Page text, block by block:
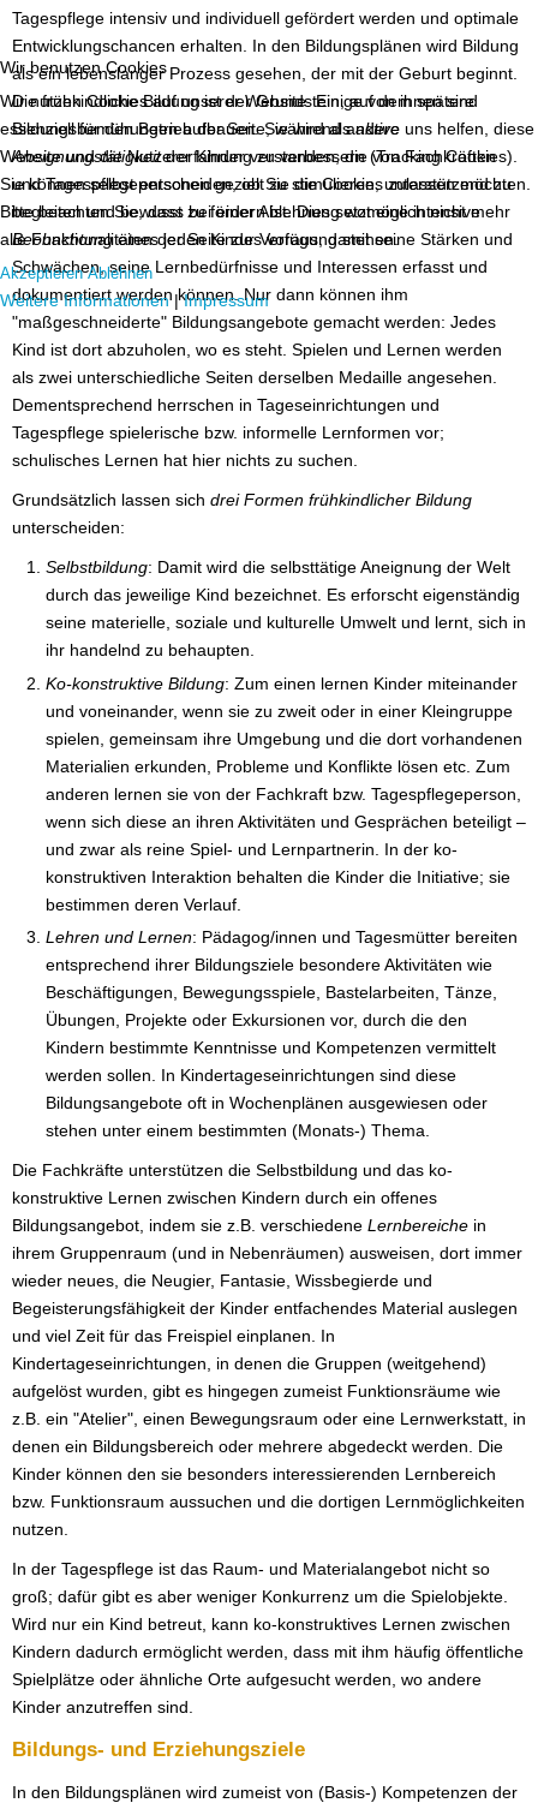
Tagespflege intensiv und individuell gefördert werden und optimale
Entwicklungschancen erhalten. In den Bildungsplänen wird Bildung
als ein lebenslanger Prozess gesehen, der mit der Geburt beginnt.
Die frühkindliche Bildung ist der Grundstein, auf dem spätere
Bildungsbemühungen aufbauen. Sie wird alsaktive
Aneignungstätigkeitder Kinder verstanden, die von Fachkräften
und Tagespflegepersonen gezielt zu stimulieren, unterstützend zu
begleiten und bewusst zu fördern ist. Dies setzt eine intensive
Beobachtungeines jeden Kindes voraus, damit seine Stärken und
Schwächen, seine Lernbedürfnisse und Interessen erfasst und
dokumentiert werden können. Nur dann können ihm
"maßgeschneiderte" Bildungsangebote gemacht werden: Jedes
Kind ist dort abzuholen, wo es steht. Spielen und Lernen werden
als zwei unterschiedliche Seiten derselben Medaille angesehen.
Dementsprechend herrschen in Tageseinrichtungen und
Tagespflege spielerische bzw. informelle Lernformen vor;
schulisches Lernen hat hier nichts zu suchen.
Grundsätzlich lassen sich drei Formen frühkindlicher Bildung
unterscheiden:
Selbstbildung: Damit wird die selbsttätige Aneignung der Welt
durch das jeweilige Kind bezeichnet. Es erforscht eigenständig
seine materielle, soziale und kulturelle Umwelt und lernt, sich in
ihr handelnd zu behaupten.
Ko-konstruktive Bildung: Zum einen lernen Kinder miteinander
und voneinander, wenn sie zu zweit oder in einer Kleingruppe
spielen, gemeinsam ihre Umgebung und die dort vorhandenen
Materialien erkunden, Probleme und Konflikte lösen etc. Zum
anderen lernen sie von der Fachkraft bzw. Tagespflegeperson,
wenn sich diese an ihren Aktivitäten und Gesprächen beteiligt –
und zwar als reine Spiel- und Lernpartnerin. In der ko-
konstruktiven Interaktion behalten die Kinder die Initiative; sie
bestimmen deren Verlauf.
Lehren und Lernen: Pädagog/innen und Tagesmütter bereiten
entsprechend ihrer Bildungsziele besondere Aktivitäten wie
Beschäftigungen, Bewegungsspiele, Bastelarbeiten, Tänze,
Übungen, Projekte oder Exkursionen vor, durch die den
Kindern bestimmte Kenntnisse und Kompetenzen vermittelt
werden sollen. In Kindertageseinrichtungen sind diese
Bildungsangebote oft in Wochenplänen ausgewiesen oder
stehen unter einem bestimmten (Monats-) Thema.
Die Fachkräfte unterstützen die Selbstbildung und das ko-
konstruktive Lernen zwischen Kindern durch ein offenes
Bildungsangebot, indem sie z.B. verschiedene Lernbereiche in
ihrem Gruppenraum (und in Nebenräumen) ausweisen, dort immer
wieder neues, die Neugier, Fantasie, Wissbegierde und
Begeisterungsfähigkeit der Kinder entfachendes Material auslegen
und viel Zeit für das Freispiel einplanen. In
Kindertageseinrichtungen, in denen die Gruppen (weitgehend)
aufgelöst wurden, gibt es hingegen zumeist Funktionsräume wie
z.B. ein "Atelier", einen Bewegungsraum oder eine Lernwerkstatt, in
denen ein Bildungsbereich oder mehrere abgedeckt werden. Die
Kinder können den sie besonders interessierenden Lernbereich
bzw. Funktionsraum aussuchen und die dortigen Lernmöglichkeiten
nutzen.
In der Tagespflege ist das Raum- und Materialangebot nicht so
groß; dafür gibt es aber weniger Konkurrenz um die Spielobjekte.
Wird nur ein Kind betreut, kann ko-konstruktives Lernen zwischen
Kindern dadurch ermöglicht werden, dass mit ihm häufig öffentliche
Spielplätze oder ähnliche Orte aufgesucht werden, wo andere
Kinder anzutreffen sind.
Bildungs- und Erziehungsziele
In den Bildungsplänen wird zumeist von (Basis-) Kompetenzen der
Wir benutzen Cookies
Wir nutzen Cookies auf unserer Website. Einige von ihnen sind
essenziell für den Betrieb der Seite, während andere uns helfen, diese
Website und die Nutzererfahrung zu verbessern (Tracking Cookies).
Sie können selbst entscheiden, ob Sie die Cookies zulassen möchten.
Bitte beachten Sie, dass bei einer Ablehnung womöglich nicht mehr
alle Funktionalitäten der Seite zur Verfügung stehen.
Akzeptieren Ablehnen
Weitere Informationen|Impressum